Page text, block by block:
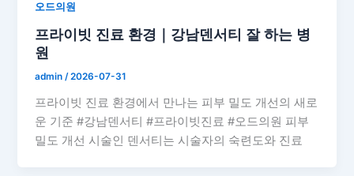
오드의원
프라이빗 진료 환경｜강남덴서티 잘 하는 병
원
admin/2026-07-31
프라이빗 진료 환경에서 만나는 피부 밀도 개선의 새로
운 기준 #강남덴서티 #프라이빗진료 #오드의원 피부
밀도 개선 시술인 덴서티는 시술자의 숙련도와 진료